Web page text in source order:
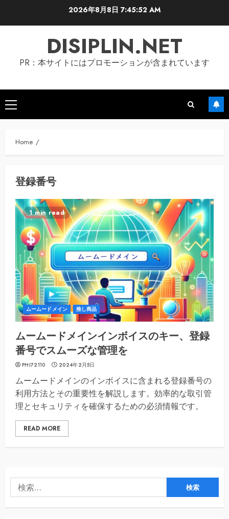
2026年8月8日 7:45:52 AM
DISIPLIN.NET
PR：本サイトにはプロモーションが含まれています
Primary
Menu
Home
登録番号
1 min read
ムームードメイン 推し商品
ムームードメインインボイスのキー、登録
番号でスムーズな管理を
PHI72110 2024年2月5日
ムームードメインのインボイスに含まれる登録番号の
利用方法とその重要性を解説します。効率的な取引管
理とセキュリティを確保するための必須情報です。
READ MORE
索: